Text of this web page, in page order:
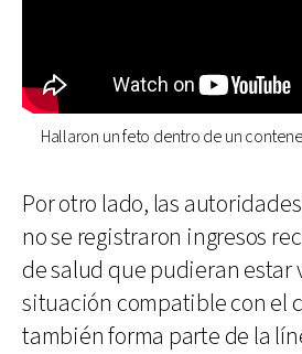
Hallaron un feto dentro de un
Por otro lado, las
no se registraron ingresos
de salud que pudieran estar
situación compatible con el
también forma parte de la